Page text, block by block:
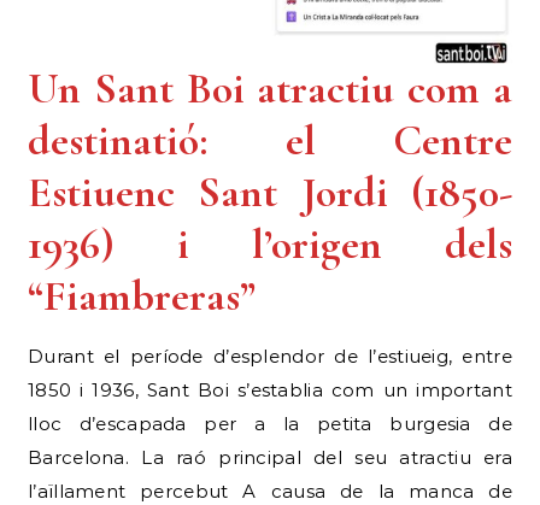
Un Sant Boi atractiu com a
destinatió: el Centre
Estiuenc Sant Jordi (1850-
1936) i l’origen dels
“Fiambreras”
Durant el període d’esplendor de l’estiueig, entre
1850 i 1936, Sant Boi s’establia com un important
lloc d’escapada per a la petita burgesia de
Barcelona. La raó principal del seu atractiu era
l’aïllament percebut A causa de la manca de